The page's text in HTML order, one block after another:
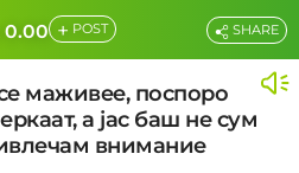
0.00 + POST
маживее, поспоро
а јас баш не сум
внимание
SHARE